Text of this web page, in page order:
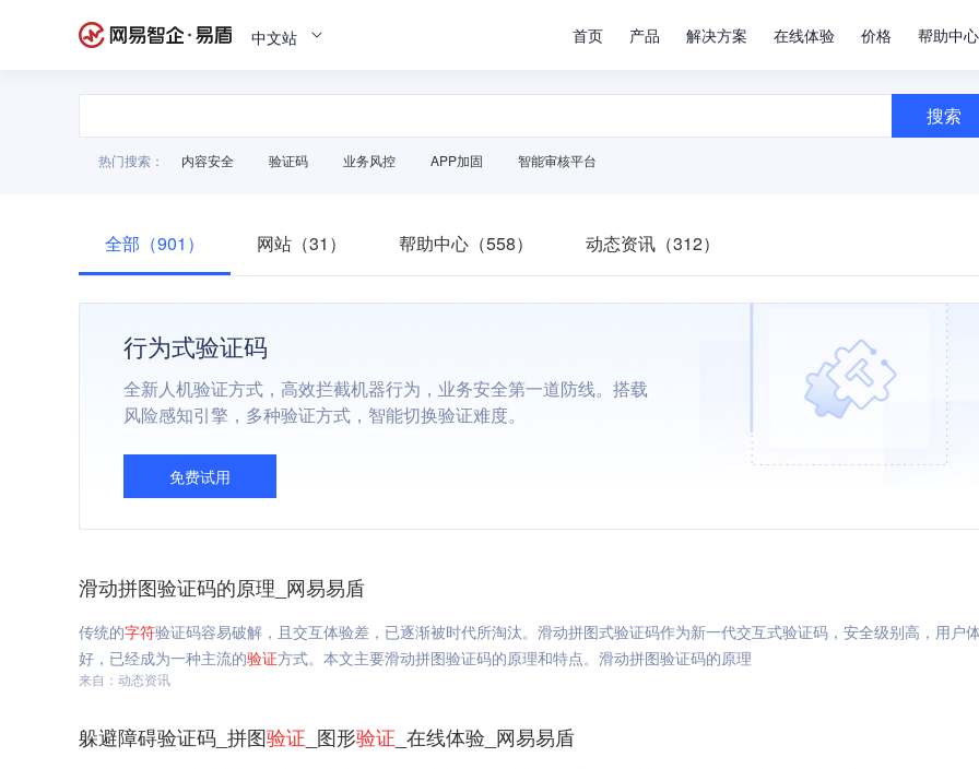
中文站 首页 产品 解决方案 在线体验 价格 帮助中心
搜索
热门搜索： 内容安全 验证码 业务风控 APP加固 智能审核平台
全部（901） 网站（31） 帮助中心（558） 动态资讯（312）
行为式验证码
全新人机验证方式，高效拦截机器行为，业务安全第一道防线。搭载
风险感知引擎，多种验证方式，智能切换验证难度。
免费试用
滑动拼图验证码的原理_网易易盾
传统的字符验证码容易破解，且交互体验差，已逐渐被时代所淘汰。滑动拼图式验证码作为新一代交互式验证码，安全级别高，用户
好，已经成为一种主流的验证方式。本文主要滑动拼图验证码的原理和特点。滑动拼图验证码的原理
来自：动态资讯
躲避障碍验证码_拼图验证 _图形验证 _在线体验_网易易盾